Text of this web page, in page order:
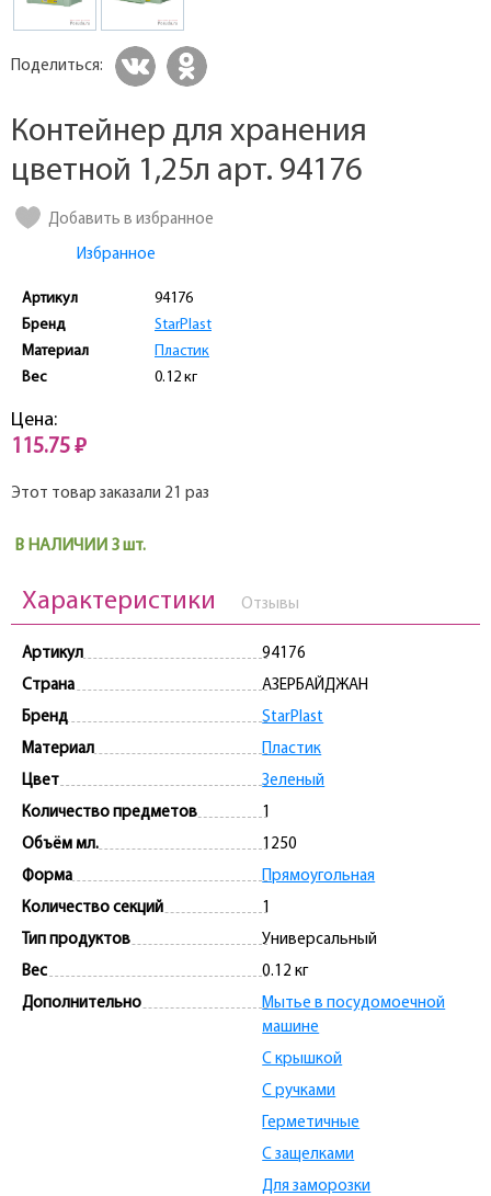
Поделиться:
Контейнер для хранения
цветной 1,25л арт. 94176
Добавить в избранное
Избранное
Артикул
94176
Бренд
StarPlast
Материал
Пластик
Вес
0.12 кг
Цена:
115.75 ₽
Этот товар заказали 21 раз
В НАЛИЧИИ 3 шт.
Характеристики Отзывы
Артикул
94176
Страна
АЗЕРБАЙДЖАН
Бренд
StarPlast
Материал
Пластик
Цвет
Зеленый
Количество предметов
1
Объём мл.
1250
Форма
Прямоугольная
Количество секций
1
Тип продуктов
Универсальный
Вес
0.12 кг
Дополнительно
Мытье в посудомоечной
машине
С крышкой
С ручками
Герметичные
С защелками
Для заморозки